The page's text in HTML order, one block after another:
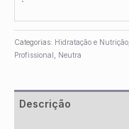
Categorias: Hidratação e Nutrição
Profissional
Neutra
Descrição